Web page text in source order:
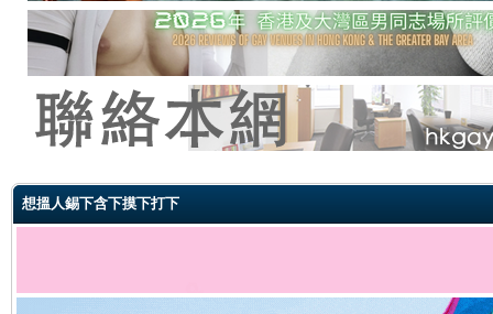
想搵人錫下含下摸下打下